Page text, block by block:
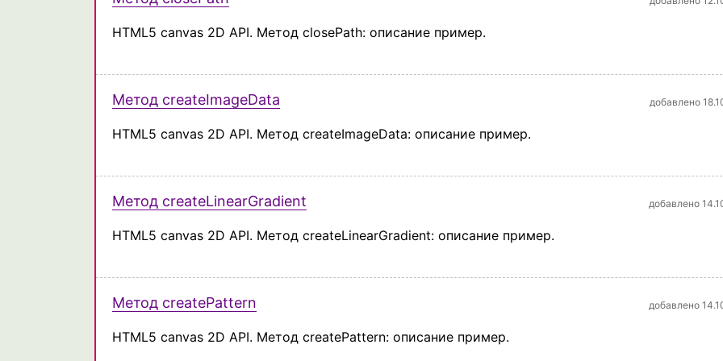
HTML5 canvas 2D API. Метод closePath: описание пример.
Метод createImageData добавлено
HTML5 canvas 2D API. Метод createImageData: описание пример.
Метод createLinearGradient добавлено
HTML5 canvas 2D API. Метод createLinearGradient: описание пример.
Метод createPattern добавлено
HTML5 canvas 2D API. Метод createPattern: описание пример.